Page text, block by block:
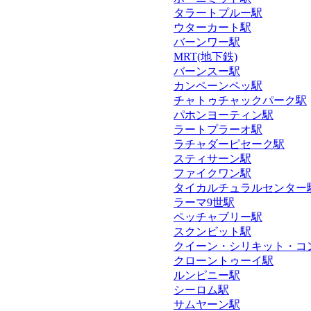
タラートプルー駅
ウターカート駅
バーンワー駅
MRT(地下鉄)
バーンスー駅
カンペーンペッ駅
チャトゥチャックパーク駅
パホンヨーティン駅
ラートプラーオ駅
ラチャダーピセーク駅
スティサーン駅
ファイクワン駅
タイカルチュラルセンター
ラーマ9世駅
ペッチャブリー駅
スクンビット駅
クイーン・シリキット・
クローントゥーイ駅
ルンピニー駅
シーロム駅
サムヤーン駅